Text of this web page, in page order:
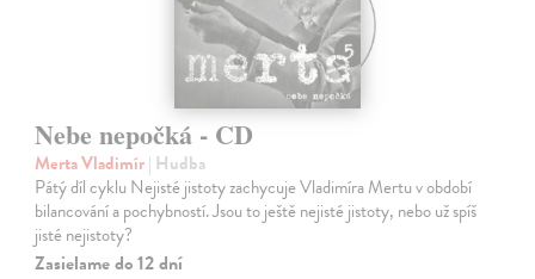
Nebe nepočká - CD
Merta Vladimír| Hudba
Pátý díl cyklu Nejisté jistoty zachycuje Vladimíra Mertu v období
bilancování a pochybností. Jsou to ještě nejisté jistoty, nebo už spíš
jisté nejistoty?
Zasielame do 12 dní